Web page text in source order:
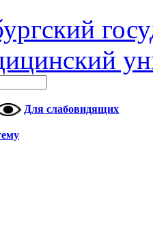
Для слабовидящих